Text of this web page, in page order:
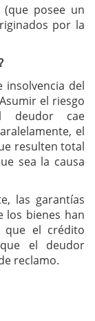
posee un
por la
insolvencia del
el riesgo
deudor cae
el
resulten total
sea la causa
las garantías
los bienes han
que el crédito
el deudor
reclamo.